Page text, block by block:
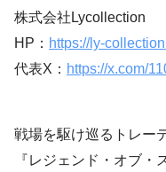
株式会社Lycollection
HP： https://ly-
代表X： https://x.com/
戦場を駆け巡るトレー
『レジェンド・オブ・